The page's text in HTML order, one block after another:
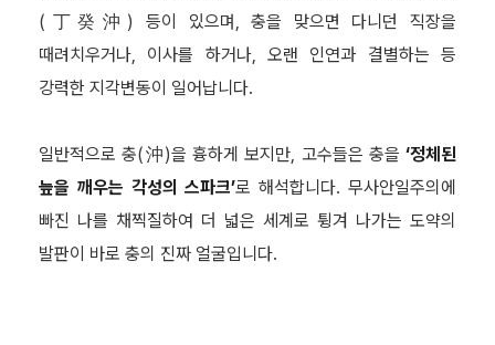
(丁癸沖) 등이 있으며, 충을 맞으면 다니던 직장을
때려치우거나, 이사를 하거나, 오랜 인연과 결별하는 등
강력한 지각변동이 일어납니다.
일반적으로 충(沖)을 흉하게 보지만, 고수들은 충을 ‘정체된
늪을 깨우는 각성의 스파크’로 해석합니다. 무사안일주의에
빠진 나를 채찍질하여 더 넓은 세계로 튕겨 나가는 도약의
발판이 바로 충의 진짜 얼굴입니다.